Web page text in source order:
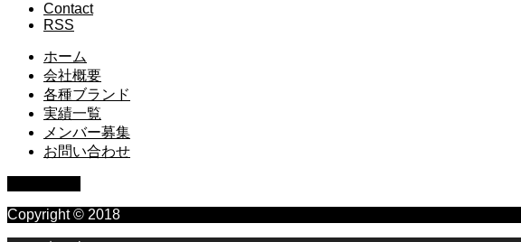
Contact
RSS
ホーム
会社概要
各種ブランド
実績一覧
メンバー募集
お問い合わせ
Copyright © 2018